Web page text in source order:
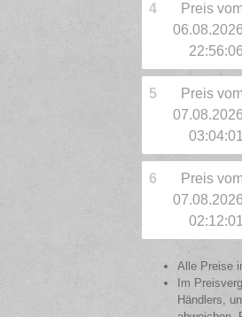
4
Preis
06.08.2026
22:56:06
5
Preis
07.08.2026
03:04:01
6
Preis
07.08.2026
02:12:01
Alle Preise
Im
Händlers,